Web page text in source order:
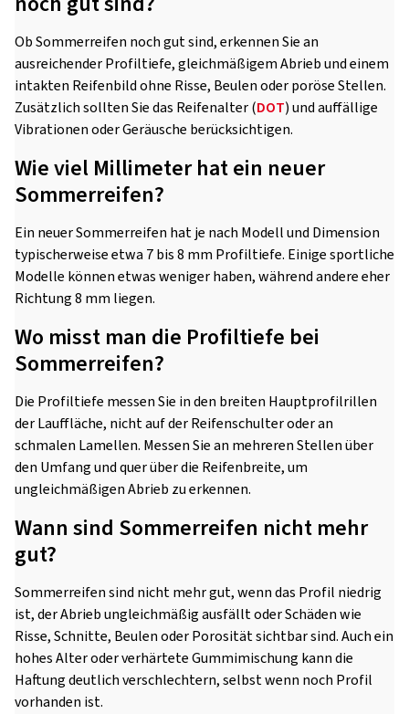
Ob Sommerreifen noch gut sind, erkennen Sie an
ausreichender Profiltiefe, gleichmäßigem Abrieb und einem
intakten Reifenbild ohne Risse, Beulen oder poröse Stellen.
Zusätzlich sollten Sie das Reifenalter (DOT) und auffällige
Vibrationen oder Geräusche berücksichtigen.
Wie viel Millimeter hat ein neuer
Sommerreifen?
Ein neuer Sommerreifen hat je nach Modell und Dimension
typischerweise etwa 7 bis 8 mm Profiltiefe. Einige sportliche
Modelle können etwas weniger haben, während andere eher
Richtung 8 mm liegen.
Wo misst man die Profiltiefe bei
Sommerreifen?
Die Profiltiefe messen Sie in den breiten Hauptprofilrillen
der Lauffläche, nicht auf der Reifenschulter oder an
schmalen Lamellen. Messen Sie an mehreren Stellen über
den Umfang und quer über die Reifenbreite, um
ungleichmäßigen Abrieb zu erkennen.
Wann sind Sommerreifen nicht mehr
gut?
Sommerreifen sind nicht mehr gut, wenn das Profil niedrig
ist, der Abrieb ungleichmäßig ausfällt oder Schäden wie
Risse, Schnitte, Beulen oder Porosität sichtbar sind. Auch ein
hohes Alter oder verhärtete Gummimischung kann die
Haftung deutlich verschlechtern, selbst wenn noch Profil
vorhanden ist.